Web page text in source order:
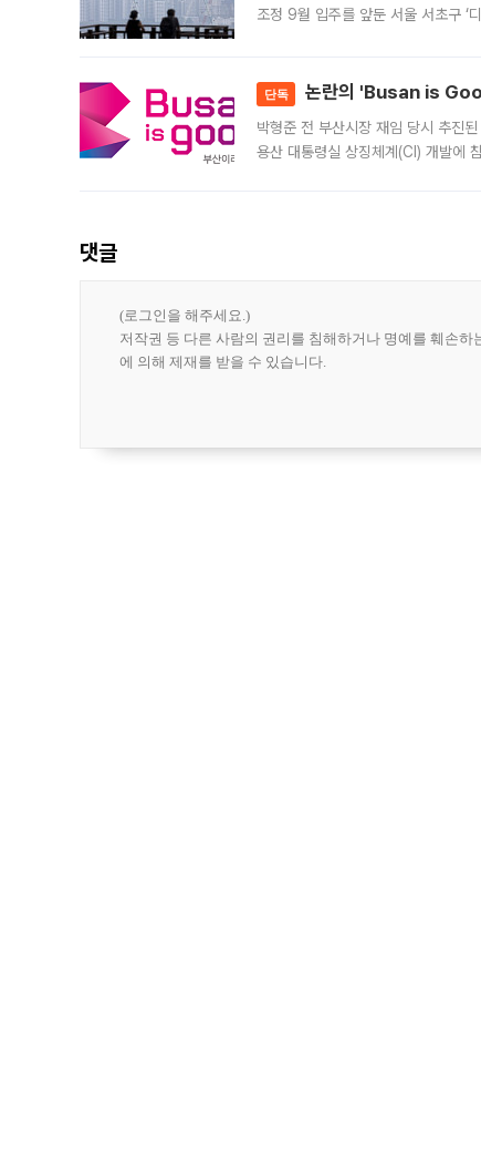
조정 9월 입주를 앞둔 서울 서초구 ‘
단독 논란의 'Busan is
박형준 전 부산시장 재임 당시 추진
용산 대통령실 상징체계(CI) 개발에
댓글